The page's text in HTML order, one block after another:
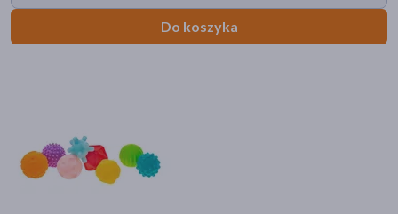
Do koszyka